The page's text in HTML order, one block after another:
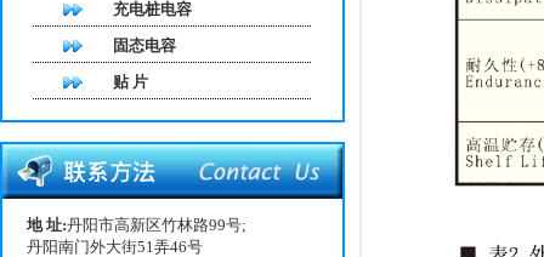
充电桩电容
固态电容
贴 片
地 址:丹阳市高新区竹林路99号;
丹阳南门外大街51弄46号